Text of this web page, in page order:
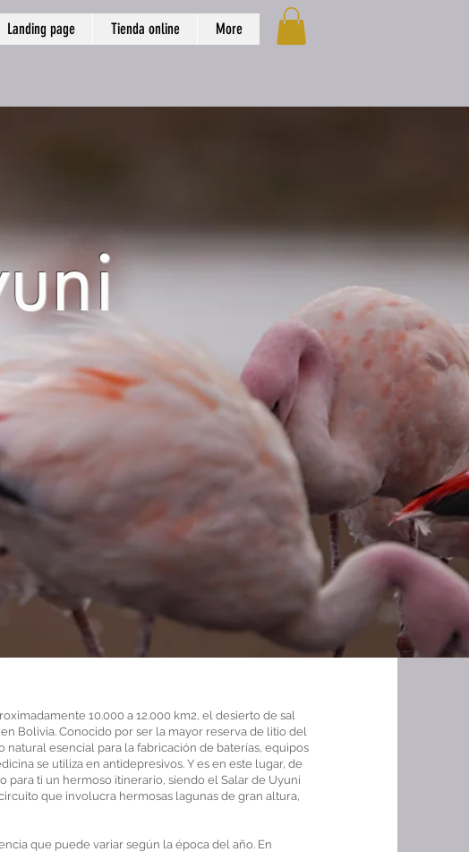
Landing page Tienda online More
10.000 a 12.000 km2, el desierto de sal
Bolivia. Conocido por ser la mayor reserva de litio del
natural esencial para la fabricación de baterías, equipos
se utiliza en antidepresivos. Y es en este lugar, de
para ti un hermoso itinerario, siendo el Salar de Uyuni
que involucra hermosas lagunas de gran altura,
que puede variar según la época del año. En